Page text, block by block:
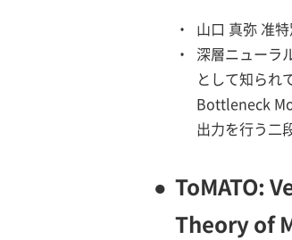
・
山口 真弥 准
・
深層ニューラ
として知られ
Bottleneck
出力を行う二
● ToMATO:
Theory of